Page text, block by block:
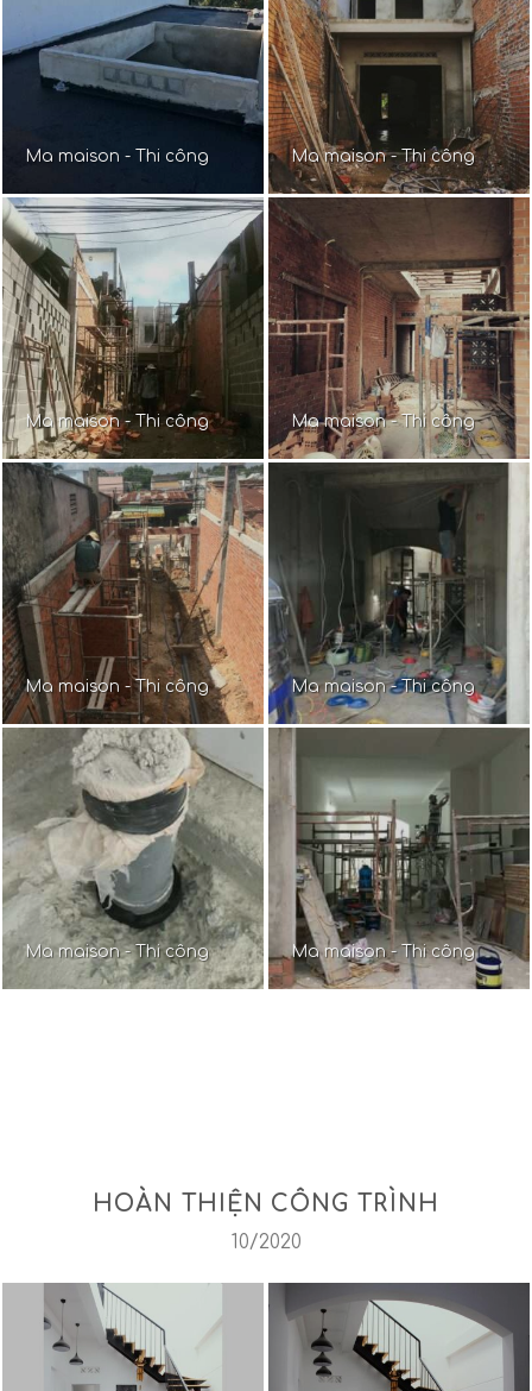
Ma maison - Thi công Ma maison - Thi công
Ma maison - Thi công Ma maison - Thi công
Ma maison - Thi công Ma maison - Thi công
Ma maison - Thi công Ma maison - Thi công
HOÀN THIỆN CÔNG TRÌNH
10/2020